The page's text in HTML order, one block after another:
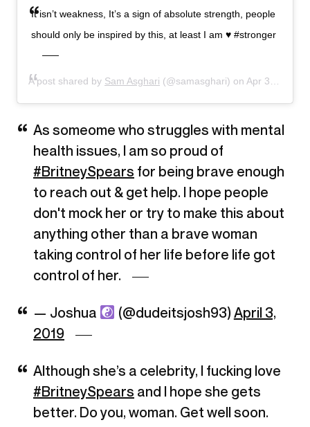
It isn’t weakness, It’s a sign of absolute strength, people
should only be inspired by this, at least I am ♥️ #stronger
A post shared by Sam Asghari (@samasghari) on Apr 3, 2019 at 7:55pm PDT
As someome who struggles with mental
health issues, I am so proud of
#BritneySpears for being brave enough
to reach out & get help. I hope people
don't mock her or try to make this about
anything other than a brave woman
taking control of her life before life got
control of her.
— Joshua (@dudeitsjosh93) April 3,
2019
Although she’s a celebrity, I fucking love
#BritneySpears and I hope she gets
better. Do you, woman. Get well soon.